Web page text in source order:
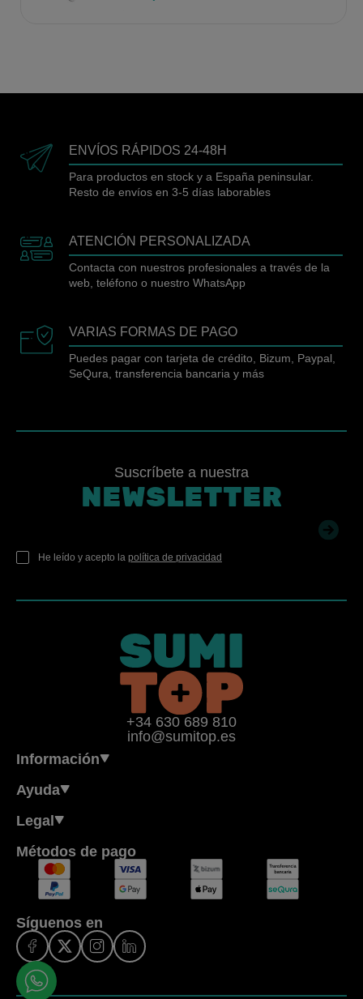
ENVÍOS RÁPIDOS 24-48H
Para productos en stock y a España peninsular.
Resto de envíos en 3-5 días laborables
ATENCIÓN PERSONALIZADA
Contacta con nuestros profesionales a través de la
web, teléfono o nuestro WhatsApp
VARIAS FORMAS DE PAGO
Puedes pagar con tarjeta de crédito, Bizum, Paypal,
SeQura, transferencia bancaria y más
Suscríbete a nuestra
NEWSLETTER
He leído y acepto la política de privacidad
+34 630 689 810
info@sumitop.es
Información
Ayuda
Legal
Métodos de pago
Síguenos en